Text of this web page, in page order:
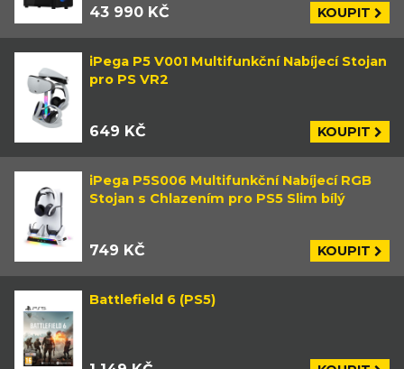
43 990 KČ KOUPIT
iPega P5 V001 Multifunkční Nabíjecí Stojan
pro PS VR2
649 KČ KOUPIT
iPega P5S006 Multifunkční Nabíjecí RGB
Stojan s Chlazením pro PS5 Slim bílý
749 KČ KOUPIT
Battlefield 6 (PS5)